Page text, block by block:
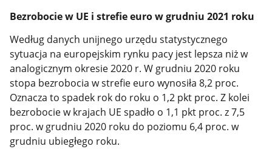
Bezrobocie w UE i strefie euro w grudniu 2021 roku
Według danych unijnego urzędu statystycznego
sytuacja na europejskim rynku pacy jest lepsza niż w
analogicznym okresie 2020 r. W grudniu 2020 roku
stopa bezrobocia w strefie euro wynosiła 8,2 proc.
Oznacza to spadek rok do roku o 1,2 pkt proc. Z kolei
bezrobocie w krajach UE spadło o 1,1 pkt proc. z 7,5
proc. w grudniu 2020 roku do poziomu 6,4 proc. w
grudniu ubiegłego roku.